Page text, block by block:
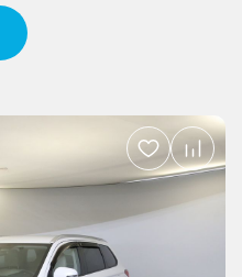
Добавить
в
избранное